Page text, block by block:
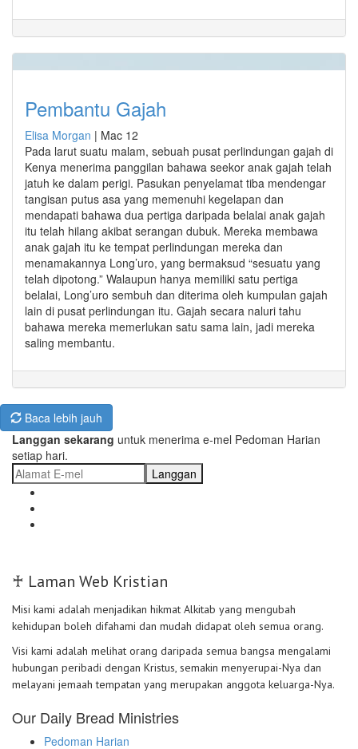
Pembantu Gajah
Elisa Morgan | Mac 12
Pada larut suatu malam, sebuah pusat perlindungan gajah di
Kenya menerima panggilan bahawa seekor anak gajah telah
jatuh ke dalam perigi. Pasukan penyelamat tiba mendengar
tangisan putus asa yang memenuhi kegelapan dan
mendapati bahawa dua pertiga daripada belalai anak gajah
itu telah hilang akibat serangan dubuk. Mereka membawa
anak gajah itu ke tempat perlindungan mereka dan
menamakannya Long’uro, yang bermaksud “sesuatu yang
telah dipotong.” Walaupun hanya memiliki satu pertiga
belalai, Long’uro sembuh dan diterima oleh kumpulan gajah
lain di pusat perlindungan itu. Gajah secara naluri tahu
bahawa mereka memerlukan satu sama lain, jadi mereka
saling membantu.
Baca lebih jauh
Langgan sekarang untuk menerima e-mel Pedoman Harian
setiap hari.
Langgan
♰ Laman Web Kristian
Misi kami adalah menjadikan hikmat Alkitab yang mengubah
kehidupan boleh difahami dan mudah didapat oleh semua orang.
Visi kami adalah melihat orang daripada semua bangsa mengalami
hubungan peribadi dengan Kristus, semakin menyerupai-Nya dan
melayani jemaah tempatan yang merupakan anggota keluarga-Nya.
Our Daily Bread Ministries
Pedoman Harian